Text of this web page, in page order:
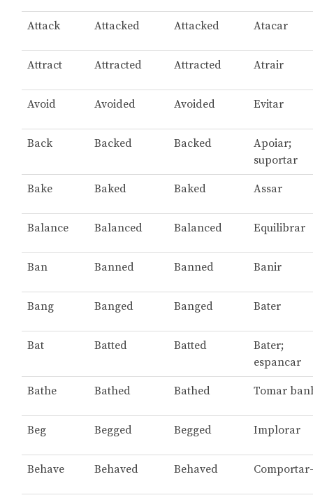
Attack Attacked Attacked Atacar
Attract Attracted Attracted Atrair
Avoid Avoided Avoided Evitar
Back Backed Backed
Apoiar;
suportar
Bake Baked Baked Assar
Balance Balanced Balanced Equilibrar
Ban Banned Banned Banir
Bang Banged Banged Bater
Bat Batted Batted
Bater;
espancar
Bathe Bathed Bathed Tomar
Beg Begged Begged Implorar
Behave Behaved Behaved